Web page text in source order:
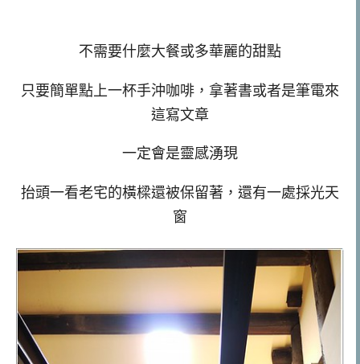
不需要什麼大餐或多華麗的甜點
只要簡單點上一杯手沖咖啡，拿著書或者是筆電來
這寫文章
一定會是靈感湧現
抬頭一看老宅的橫樑還被保留著，還有一處採光天
窗